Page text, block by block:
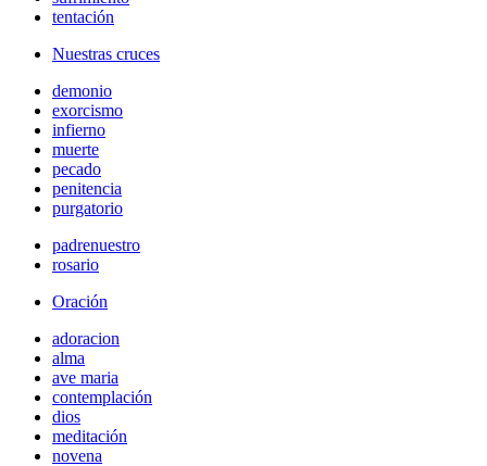
tentación
Nuestras cruces
demonio
exorcismo
infierno
muerte
pecado
penitencia
purgatorio
padrenuestro
rosario
Oración
adoracion
alma
ave maria
contemplación
dios
meditación
novena